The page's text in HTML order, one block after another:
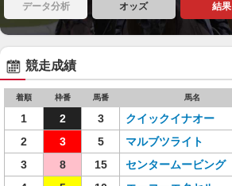
データ分析 オッズ 結果
競走成績
着順 枠番 馬番 馬名
1 2 3 クイックイナオー
2
3 5 マルブツライト
3
8 15 センタームービング